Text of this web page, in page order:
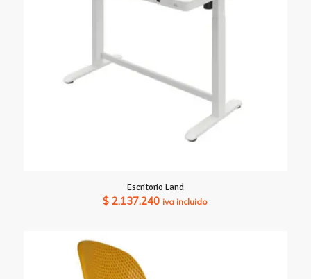
Escritorio Land
$ 2.137.240 iva incluido